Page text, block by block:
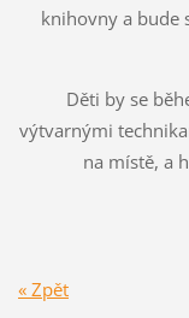
knihovny a bude
Děti by se
výtvarnými
na místě, a
« Zpět